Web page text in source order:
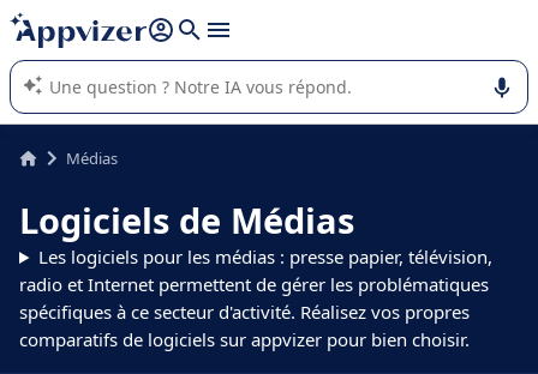
répondre (plusieurs lignes avec
L'IA de Appvizer vous guide dans l'utilisation ou la sélection de
logiciel SaaS en entreprise.
Médias
Logiciels de Médias
Les logiciels pour les médias : presse papier, télévision,
radio et Internet permettent de gérer les problématiques
spécifiques à ce secteur d'activité. Réalisez vos propres
comparatifs de logiciels sur appvizer pour bien choisir.